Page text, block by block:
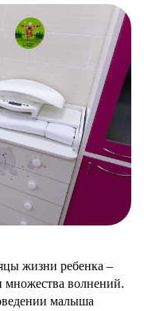
жизни ребенка –
волнений.
малыша